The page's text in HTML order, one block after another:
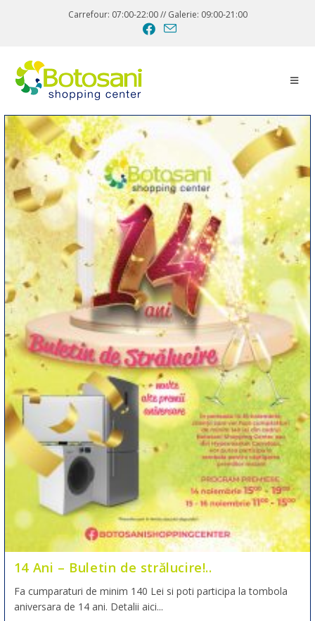
Carrefour: 07:00-22:00 // Galerie: 09:00-21:00
14 Ani – Buletin de strălucire!..
Fa cumparaturi de minim 140 Lei si poti participa la tombola
aniversara de 14 ani. Detalii aici...